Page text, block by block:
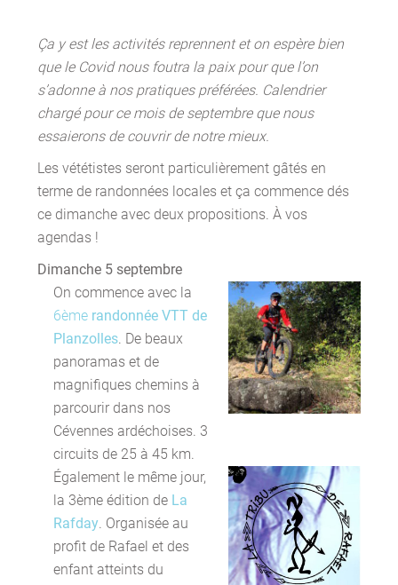
Ça y est les activités reprennent et on espère bien
que le Covid nous foutra la paix pour que l’on
s’adonne à nos pratiques préférées. Calendrier
chargé pour ce mois de septembre que nous
essaierons de couvrir de notre mieux.
Les vététistes seront particulièrement gâtés en
terme de randonnées locales et ça commence dés
ce dimanche avec deux propositions. À vos
agendas !
Dimanche 5 septembre
On commence avec la
6èmerandonnée VTT de
Planzolles. De beaux
panoramas et de
magnifiques chemins à
parcourir dans nos
Cévennes ardéchoises. 3
circuits de 25 à 45 km.
Également le même jour,
la 3ème édition de La
Rafday. Organisée au
profit de Rafael et des
enfant atteints du